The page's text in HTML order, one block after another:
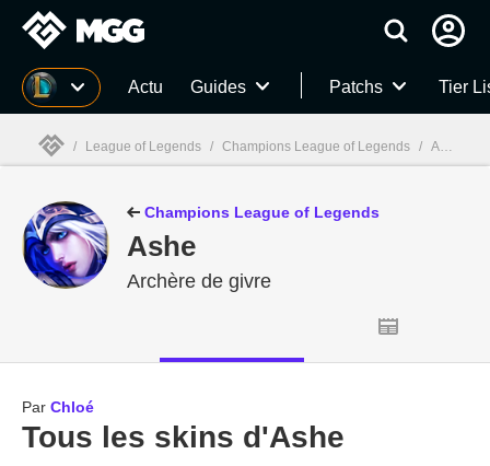
MGG Actu Guides Patchs Tier
MGG
/ League of Legends / Champions League of Legends / Ashe
Champions League of Legends
Ashe
Archère de givre
Par Chloé
Tous les skins d'Ashe